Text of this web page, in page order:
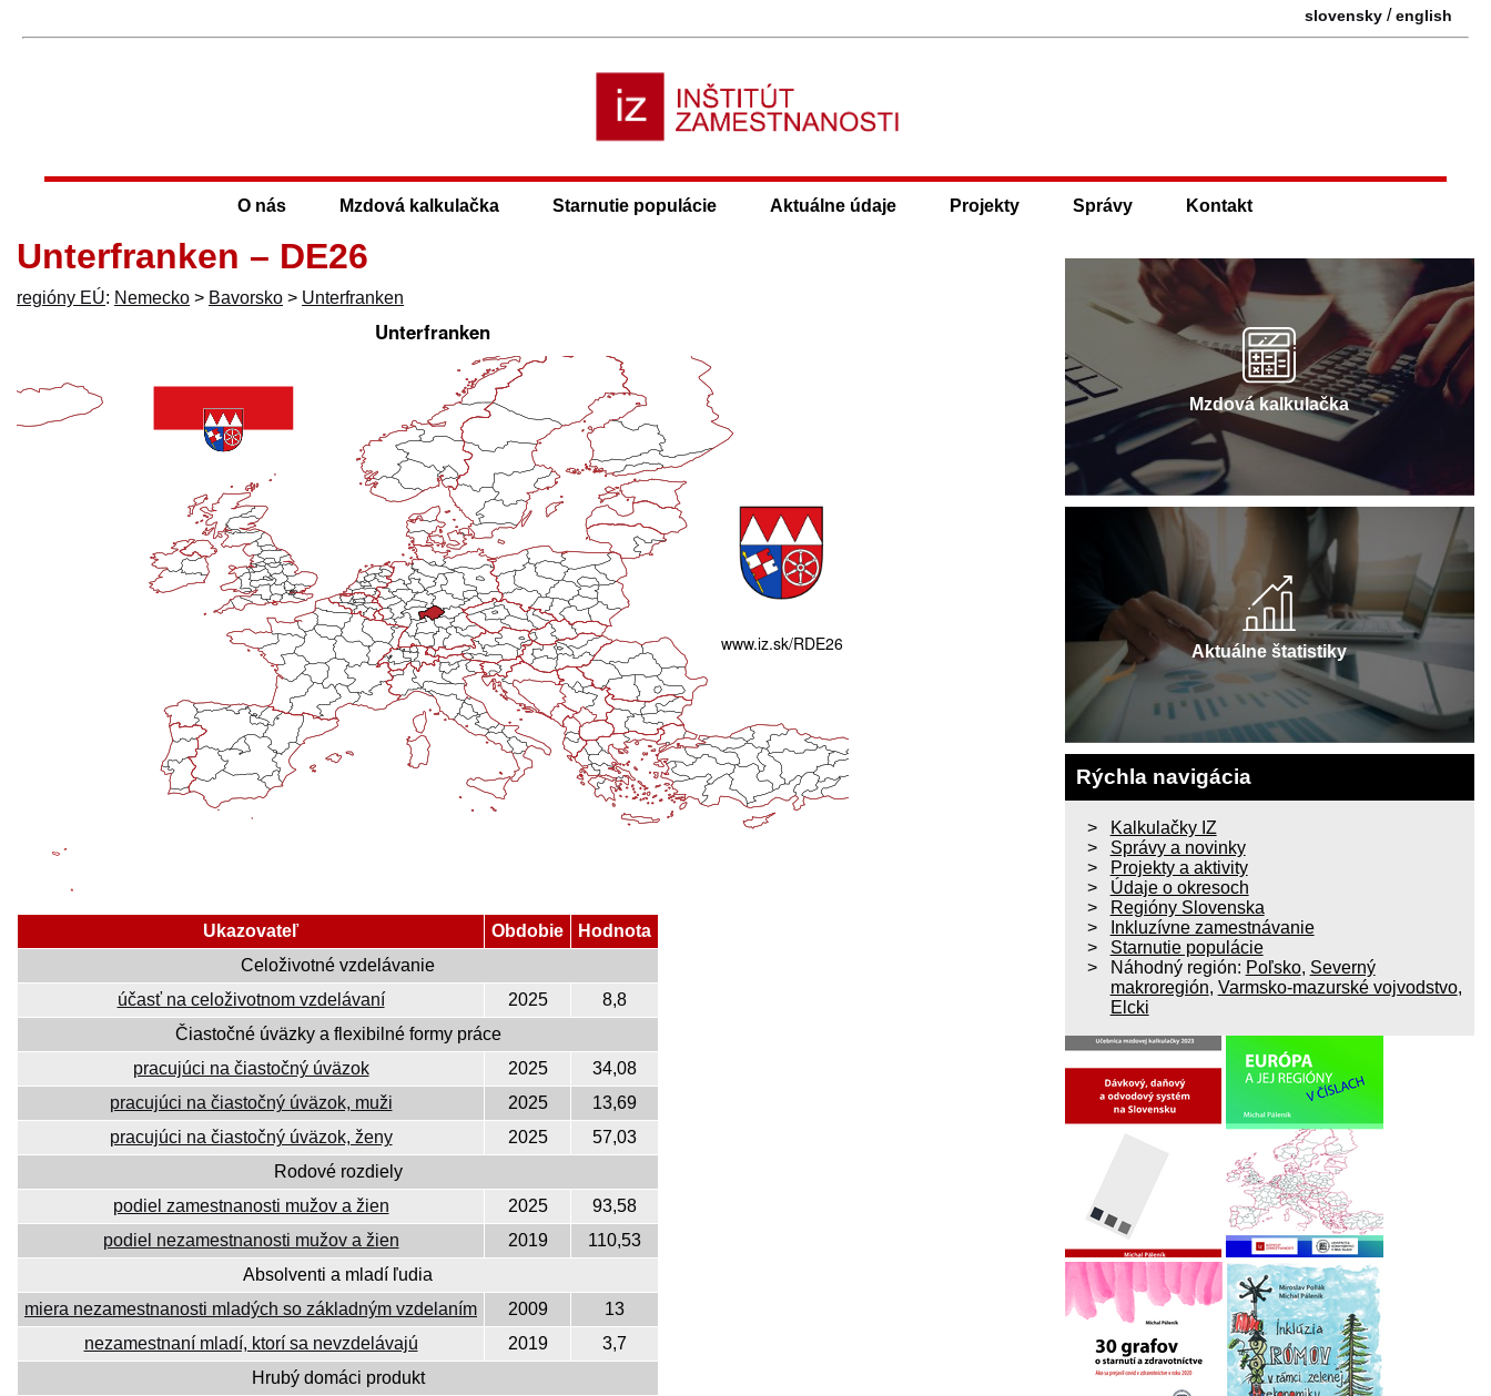
slovensky /english
O nás Mzdová kalkulačka Starnutie populácie Aktuálne údaje Projekty Správy Kontakt
Unterfranken – DE26
regióny EÚ: Nemecko > Bavorsko > Unterfranken
Ukazovateľ Obdobie
Hodnota
Celoživotné vzdelávanie
účasť na celoživotnom vzdelávaní
2025
8,8
Čiastočné úväzky a flexibilné formy práce
pracujúci na čiastočný úväzok
2025
34,08
pracujúci na čiastočný úväzok, muži
2025
13,69
pracujúci na čiastočný úväzok, ženy
2025
57,03
Rodové rozdiely
podiel zamestnanosti mužov a žien
2025
93,58
podiel nezamestnanosti mužov a žien
2019
110,53
Absolventi a mladí ľudia
miera nezamestnanosti mladých so základným vzdelaním
2009
13
nezamestnaní mladí, ktorí sa nevzdelávajú
2019
3,7
Hrubý domáci produkt
Mzdová kalkulačka
Aktuálne štatistiky
Rýchla navigácia
Kalkulačky IZ
Správy a novinky
Projekty a aktivity
Údaje o okresoch
Regióny Slovenska
Inkluzívne zamestnávanie
Starnutie populácie
Náhodný región: Poľsko, Severný
makroregión, Varmsko-mazurské vojvodstvo,
Elcki